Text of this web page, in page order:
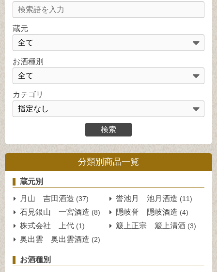
蔵元
お酒種別
カテゴリ
分類別商品一覧
蔵元別
月山 吉田酒造 (37) 誉池月 池月酒造 (11)
石見銀山 一宮酒造 (8) 隠岐誉 隠岐酒造 (4)
株式会社 上代 (1) 簸上正宗 簸上清酒 (3)
奥出雲 奥出雲酒造 (2)
お酒種別